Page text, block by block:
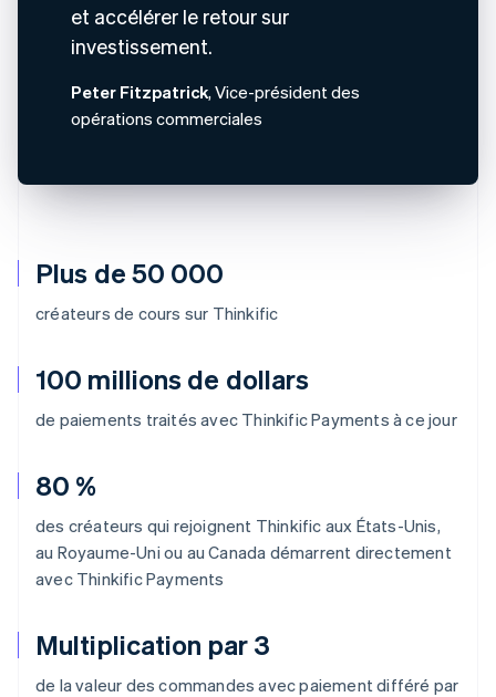
Plus de 50 000
créateurs de cours sur Thinkific
100 millions de dollars
de paiements traités avec Thinkific Payments à ce jour
80 %
des créateurs qui rejoignent Thinkific aux États-Unis,
au Royaume-Uni ou au Canada démarrent directement
avec Thinkific Payments
Multiplication par 3
de la valeur des commandes avec paiement différé par
et accélérer le retour sur
investissement.
Peter Fitzpatrick, Vice-président des
opérations commerciales